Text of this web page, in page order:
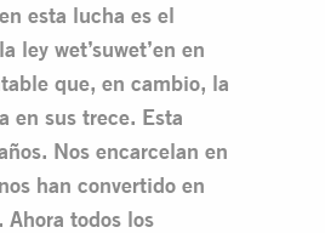
esta lucha es el
ley wet’suwet’en en
que, en cambio, la
en sus trece. Esta
Nos encarcelan en
han convertido en
Ahora todos los